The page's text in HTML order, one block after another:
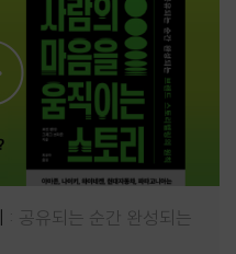
공유되는 순간 완성되는